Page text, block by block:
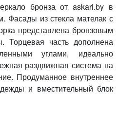
бронза от askari.by в
Фасады из стекла мателак с
представлена бронзовым
Торцевая часть дополнена
углами, идеально
раздвижная система на
Продуманное внутреннее
и вместительный блок